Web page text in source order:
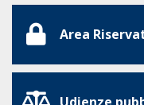
Area